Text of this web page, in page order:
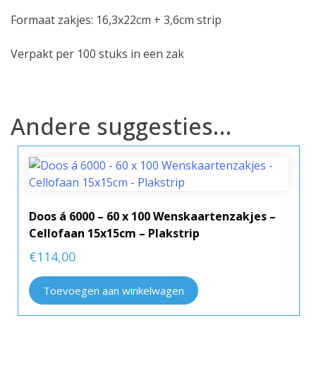
Formaat zakjes: 16,3x22cm + 3,6cm strip
Verpakt per 100 stuks in een zak
Andere suggesties…
Doos á 6000 – 60 x 100 Wenskaartenzakjes –
Cellofaan 15x15cm – Plakstrip
€114,00
Toevoegen aan winkelwagen